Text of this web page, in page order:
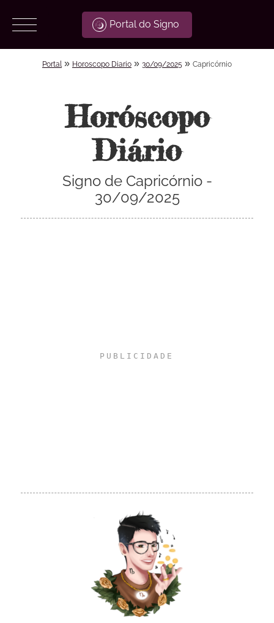
Portal do Signo
Portal » Horoscopo Diario » 30/09/2025 » Capricórnio
Horóscopo
Diário
Signo de Capricórnio -
30/09/2025